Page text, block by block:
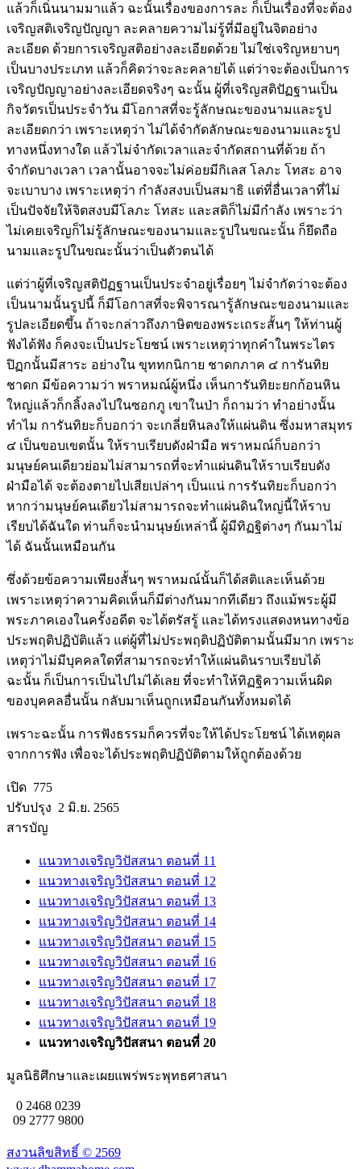
แล้วก็เนิ่นนามมาแล้ว ฉะนั้นเรื่องของการละ ก็เป็นเรื่องที่จะต้อง
เจริญสติเจริญปัญญา ละคลายความไม่รู้ที่มีอยู่ในจิตอย่าง
ละเอียด ด้วยการเจริญสติอย่างละเอียดด้วย ไม่ใช่เจริญหยาบๆ
เป็นบางประเภท แล้วก็คิดว่าจะละคลายได้ แต่ว่าจะต้องเป็นการ
เจริญปัญญาอย่างละเอียดจริงๆ ฉะนั้น ผู้ที่เจริญสติปัฏฐานเป็น
กิจวัตรเป็นประจำวัน มีโอกาสที่จะรู้ลักษณะของนามและรูป
ละเอียดกว่า เพราะเหตุว่า ไม่ได้จำกัดลักษณะของนามและรูป
ทางหนึ่งทางใด แล้วไม่จำกัดเวลาและจำกัดสถานที่ด้วย ถ้า
จำกัดบางเวลา เวลานั้นอาจจะไม่ค่อยมีกิเลส โลภะ โทสะ อาจ
จะเบาบาง เพราะเหตุว่า กำลังสงบเป็นสมาธิ แต่ที่อื่นเวลาที่ไม่
เป็นปัจจัยให้จิตสงบมีโลภะ โทสะ และสติก็ไม่มีกำลัง เพราะว่า
ไม่เคยเจริญก็ไม่รู้ลักษณะของนามและรูปในขณะนั้น ก็ยึดถือ
นามและรูปในขณะนั้นว่าเป็นตัวตนได้
แต่ว่าผู้ที่เจริญสติปัฏฐานเป็นประจำอยู่เรื่อยๆ ไม่จำกัดว่าจะต้อง
เป็นนามนั้นรูปนี้ ก็มีโอกาสที่จะพิจารณารู้ลักษณะของนามและ
รูปละเอียดขึ้น ถ้าจะกล่าวถึงภาษิตของพระเถระสั้นๆ ให้ท่านผู้
ฟังได้ฟัง ก็คงจะเป็นประโยชน์ เพราะเหตุว่าทุกคำในพระไตร
ปิฏกนั้นมีสาระ อย่างใน ขุททกนิกาย ชาดกภาค ๔ การันทิย
ชาดก มีข้อความว่า พราหมณ์ผู้หนึ่ง เห็นการันทิยะยกก้อนหิน
ใหญ่แล้วก็กลิ้งลงไปในซอกภู เขาในป่า ก็ถามว่า ทำอย่างนั้น
ทำไม การันทิยะก็บอกว่า จะเกลี่ยหินลงให้แผ่นดิน ซึ่งมหาสมุทร
๔ เป็นขอบเขตนั้น ให้ราบเรียบดังฝ่ามือ พราหมณ์ก็บอกว่า
มนุษย์คนเดียวย่อมไม่สามารถที่จะทำแผ่นดินให้ราบเรียบดัง
ฝ่ามือได้ จะต้องตายไปเสียเปล่าๆ เป็นแน่ การรันทิยะก็บอกว่า
หากว่ามนุษย์คนเดียวไม่สามารถจะทำแผ่นดินใหญ่นี้ให้ราบ
เรียบได้ฉันใด ท่านก็จะนำมนุษย์เหล่านี้ ผู้มีทิฏฐิต่างๆ กันมาไม่
ได้ ฉันนั้นเหมือนกัน
ซึ่งด้วยข้อความเพียงสั้นๆ พราหมณ์นั้นก็ได้สติและเห็นด้วย
เพราะเหตุว่าความคิดเห็นก็มีต่างกันมากทีเดียว ถึงแม้พระผู้มี
พระภาคเองในครั้งอดีต จะได้ตรัสรู้ และได้ทรงแสดงหนทางข้อ
ประพฤติปฏิบัติแล้ว แต่ผู้ที่ไม่ประพฤติปฏิบัติตามนั้นมีมาก เพราะ
เหตุว่าไม่มีบุคคลใดที่สามารถจะทำให้แผ่นดินราบเรียบได้
ฉะนั้น ก็เป็นการเป็นไปไม่ได้เลย ที่จะทำให้ทิฏฐิความเห็นผิด
ของบุคคลอื่นนั้น กลับมาเห็นถูกเหมือนกันทั้งหมดได้
เพราะฉะนั้น การฟังธรรมก็ควรที่จะให้ได้ประโยชน์ ได้เหตุผล
จากการฟัง เพื่อจะได้ประพฤติปฏิบัติตามให้ถูกต้องด้วย
เปิด 775
ปรับปรุง 2 มิ.ย. 2565
สารบัญ
แนวทางเจริญวิปัสสนา ตอนที่ 11
แนวทางเจริญวิปัสสนา ตอนที่ 12
แนวทางเจริญวิปัสสนา ตอนที่ 13
แนวทางเจริญวิปัสสนา ตอนที่ 14
แนวทางเจริญวิปัสสนา ตอนที่ 15
แนวทางเจริญวิปัสสนา ตอนที่ 16
แนวทางเจริญวิปัสสนา ตอนที่ 17
แนวทางเจริญวิปัสสนา ตอนที่ 18
แนวทางเจริญวิปัสสนา ตอนที่ 19
แนวทางเจริญวิปัสสนา ตอนที่ 20
มูลนิธิศึกษาและเผยแพร่พระพุทธศาสนา
0 2468 0239
09 2777 9800
สงวนลิขสิทธิ์ © 2569